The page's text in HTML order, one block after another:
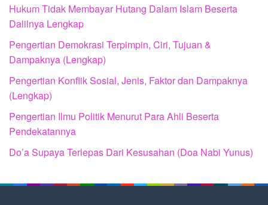
Hukum Tidak Membayar Hutang Dalam Islam Beserta
Dalilnya Lengkap
Pengertian Demokrasi Terpimpin, Ciri, Tujuan &
Dampaknya (Lengkap)
Pengertian Konflik Sosial, Jenis, Faktor dan Dampaknya
(Lengkap)
Pengertian Ilmu Politik Menurut Para Ahli Beserta
Pendekatannya
Do’a Supaya Terlepas Dari Kesusahan (Doa Nabi Yunus)